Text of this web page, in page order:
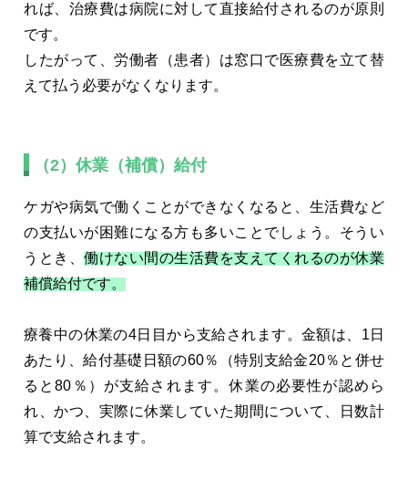
れば、治療費は病院に対して直接給付されるのが原則
です。
したがって、労働者（患者）は窓口で医療費を立て替
えて払う必要がなくなります。
（2）休業（補償）給付
ケガや病気で働くことができなくなると、生活費など
の支払いが困難になる方も多いことでしょう。そうい
うとき、働けない間の生活費を支えてくれるのが休業
補償給付です。
療養中の休業の4日目から支給されます。金額は、1日
あたり、給付基礎日額の60％（特別支給金20％と併せ
ると80％）が支給されます。休業の必要性が認めら
れ、かつ、実際に休業していた期間について、日数計
算で支給されます。